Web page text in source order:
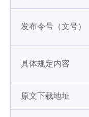
发布令号（文号）
具体规定内容
原文下载地址